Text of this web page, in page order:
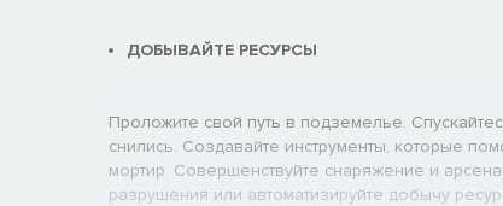
ДОБЫВАЙТЕ РЕСУРСЫ
Проложите свой путь в подземелье.
снились. Создавайте инструменты, которые
мортир. Совершенствуйте снаряжение и
разрушения или автоматизируйте добычу